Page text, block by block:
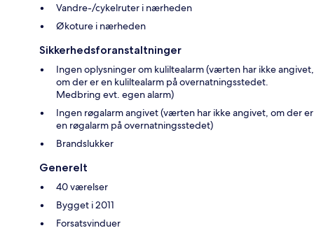
Vandre-/cykelruter i nærheden
Økoture i nærheden
Sikkerhedsforanstaltninger
Ingen oplysninger om kuliltealarm (værten har ikke angivet,
om der er en kuliltealarm på overnatningsstedet.
Medbring evt. egen alarm)
Ingen røgalarm angivet (værten har ikke angivet, om der er
en røgalarm på overnatningsstedet)
Brandslukker
Generelt
40 værelser
Bygget i 2011
Forsatsvinduer